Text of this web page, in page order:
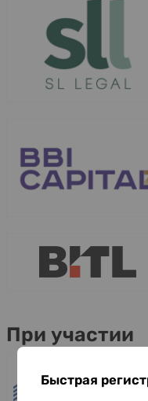
При участии
Быстрая